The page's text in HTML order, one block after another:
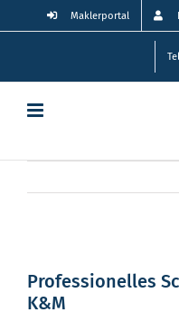
Inhalt
Maklerportal
Professionelles
K&M